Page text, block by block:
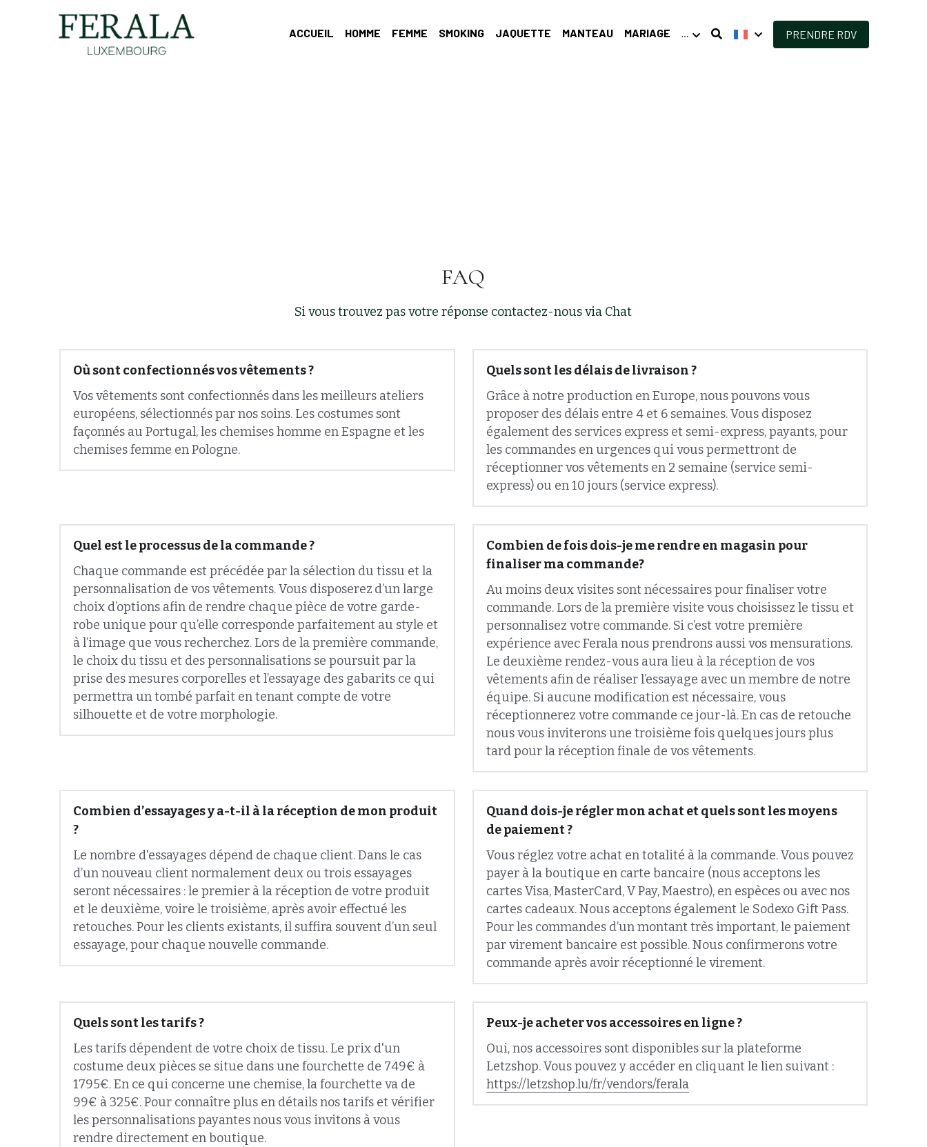
ACCUEIL HOMME FEMME SMOKING JAQUETTE MANTEAU MARIAGE … PRENDRE RDV
Si vous trouvez pas votre réponse contactez-nous via Chat
Vos vêtements sont confectionnés dans les meilleurs ateliers
européens, sélectionnés par nos soins. Les costumes sont
façonnés au Portugal, les chemises homme en Espagne et les
chemises femme en Pologne.
Grâce à notre production en Europe, nous pouvons vous
proposer des délais entre 4 et 6 semaines. Vous disposez
également des services express et semi-express, payants, pour
les commandes en urgence s qui vous permettront de
réceptionner vos vêtements en 2 semaine (service semi-
express) ou en 10 jours (service express).
Chaque commande est précédée par la sélection du tissu et la
personnalisation de vos vêtements. Vous disposerez
choix d’options afin de rendre chaque pièce de votre garde-
robe unique pour qu’elle corresponde parfaitement au style et
à l’image que vous recherchez. Lors de la première commande,
le choix du tissu et des personnalisations se poursuit par la
prise des mesures corporelles et l’essayage des gabarits ce qui
permettra un tombé parfait en tenant compte de votre
silhouette et de votre morphologie.
Combien de fois dois-je me rendre en magasin pour
finaliser ma commande?
Au moins deux visites sont nécessaires pour finaliser votre
commande. Lors de la première visite vous choisissez le tissu et
personnalisez votre commande. Si c’est votre première
expérience avec Ferala nous prendrons aussi vos mensurations.
Le deuxième rendez-vous aura lieu à la réception de vos
vêtements afin de réaliser l’essayage avec un membre de notre
équipe. Si aucune modification est nécessaire, vous
réceptionnerez votre commande ce jour-là. En cas de retouche
nous vous inviterons une troisième fois quelques jours plus
tard pour la réception finale de vos vêtements.
?
Le nombre d'essayages dépend de chaque client. Dans le cas
d’un nouveau client normalement deux ou trois essayages
seront nécessaires : le premier à la réception de votre produit
et le deuxième, voire le troisième, après avoir effectué les
retouches. Pour les clients existants, il suffira souvent d’un seul
essayage, pour chaque nouvelle commande.
Quand dois-je régler mon achat et quels sont les moyens
de paiement ?
Vous réglez votre achat en totalité à la commande. Vous pouvez
payer à la boutique en carte bancaire (nous acceptons les
cartes Visa, MasterCard, V Pay, Maestro), en espèces ou avec nos
cartes cadeaux. Nous acceptons également le Sodexo Gift Pass.
Pour les commandes d’un montant très important, le paiement
par virement bancaire est possible. Nous confirmerons votre
commande après avoir réceptionné le virement.
Les tarifs dépendent de votre choix de tissu. Le prix d'un
costume deux pièces se situe dans une fourchette de 749€ à
1795€. En ce qui concerne une chemise, la fourchette va de
99€ à 325€. Pour connaître plus en détails nos tarifs et vérifier
les personnalisations payantes nous vous invitons à vous
rendre directement en boutique.
Peux-je acheter vos accessoires en ligne ?
Oui, nos accessoires sont disponibles sur la plateforme
https://letzshop.lu/fr/vendors/ferala